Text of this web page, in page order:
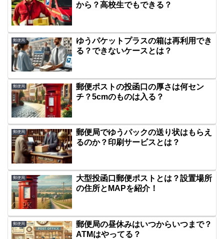
から？高校生でもできる？
郵便局
ゆうパケットプラスの箱は再利用でき
る？できないケースとは？
郵便局
郵便ポストの投函口の厚さは何セン
チ？5cmのものは入る？
郵便局
郵便局でゆうパックの送り状はもらえ
るのか？印刷サービスとは？
郵便局
大型投函口郵便ポストとは？設置場所
の住所とMAPを紹介！
郵便局
郵便局の昼休みはいつからいつまで？
ATMはやってる？